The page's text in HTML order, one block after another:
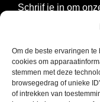
Om de beste ervaringen
cookies om
stemmen met deze
browsegedrag of unieke
of intrekken van
Schrijf je in om
mailadres
*
Verplicht